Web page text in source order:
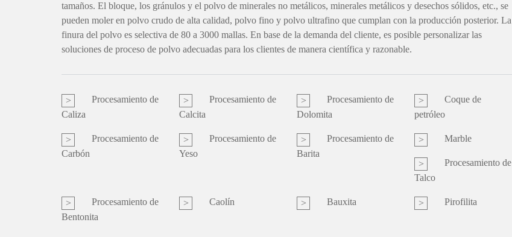
tamaños. El bloque, los gránulos y el polvo de minerales no metálicos, minerales metálicos y desechos sólidos, etc., se
pueden moler en polvo crudo de alta calidad, polvo fino y polvo ultrafino que cumplan con la producción posterior. La
finura del polvo es selectiva de 80 a 3000 mallas. En base de la demanda del cliente, es posible personalizar las
soluciones de proceso de polvo adecuadas para los clientes de manera científica y razonable.
Procesamiento de
Caliza
Procesamiento de
Calcita
Procesamiento de
Dolomita
Coque de
petróleo
Procesamiento de
Carbón
Procesamiento de
Yeso
Procesamiento de
Barita
Marble
Procesamiento de
Talco
Procesamiento de
Bentonita
Caolín Bauxita Pirofilita